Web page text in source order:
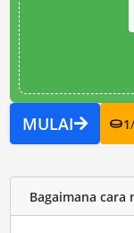
MULAI 1/
Bagaimana cara